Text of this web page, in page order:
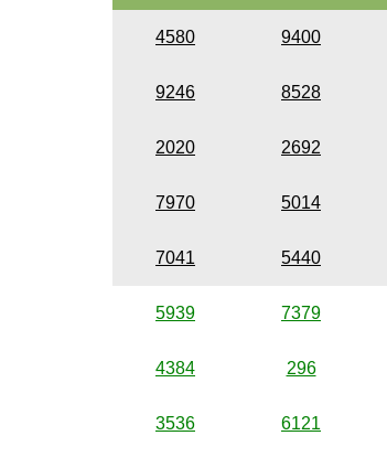
4580 9400
9246 8528
2020 2692
7970 5014
7041 5440
5939 7379
4384 296
3536 6121